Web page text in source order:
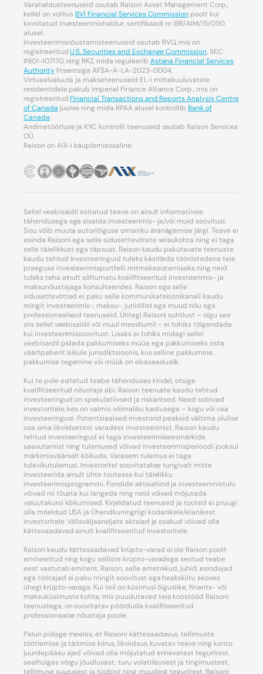
Varahaldusteenuseid osutab Raison Asset Management Corp.,
kellel on volitusBVI Financial Services Commission poolt kui
kinnitatud investeerimishaldur, sertifikaadi nr IBR/AIM/15/0110
alusel.
Investeerimisnõustamisteenuseid osutab RVG, mis on
registreeritudU.S. Securities and Exchange Commission, SEC
#801-107170, ning RKZ, mida reguleerib Astana Financial Services
Authoritylitsentsiga AFSA-A-LA-2023-0004.
Virtuaalvaluuta ja makseteenuseid EL-i mittekuuluvatele
residentidele pakub Imperial Finance Alliance Corp., mis on
registreeritudFinancial Transactions and Reports Analysis Centre
of Canada juures ning mida RPAA alusel kontrollibBank of
Canada.
Andmetöötluse ja KYC kontrolli teenuseid osutab Raison Services
OÜ.
Raison on AIX-i kauplemisosaline.
Sellel veebisaidil esitatud teave on ainult informatiivse
tähendusega ega sisalda investeerimis- ja/või muid soovitusi.
Sisu võib muuta autoriõiguse omaniku äranägemise järgi. Teave ei
esinda Raisoni ega selle sidusettevõtete seisukohta ning ei taga
selle täielikkust ega täpsust. Raison kaudu pakutavate teenuste
kaudu tehtud investeeringuid tuleks käsitleda tööriistadena teie
praeguse investeerimisportfelli mitmekesistamiseks ning neid
tuleks teha ainult sõltumatu kvalifitseeritud investeerimis- ja
maksunõustajaga konsulteerides. Raison ega selle
sidusettevõtted ei paku selle kommunikatsioonikanali kaudu
mingit investeerimis-, maksu-, juriidilist ega muud nõu ega
professionaalseid teenuseid. Ühtegi Raisoni suhtlust – olgu see
siis sellel veebisaidil või muul meediumil – ei tohiks tõlgendada
kui investeerimissoovitust. Lisaks ei tohiks midagi sellel
veebisaidil pidada pakkumiseks müüa ega pakkumiseks osta
väärtpaberit isikule jurisdiktsioonis, kus selline pakkumine,
pakkumise tegemine või müük on ebaseaduslik.
Kui te pole esitatud teabe tähenduses kindel, otsige
kvalifitseeritud nõustaja abi. Raison teenuste kaudu tehtud
investeeringud on spekulatiivsed ja riskantsed. Need sobivad
investoritele, kes on valmis võimaliku kaotusega – kogu või osa
investeeringust. Potentsiaalsed investorid peaksid vältima olulise
osa oma likviidsetest varadest investeerimist. Raison kaudu
tehtud investeeringud ei taga investeerimiseesmärkide
saavutamist ning tulemused võivad investeerimisperioodi jooksul
märkimisväärselt kõikuda. Varasem tulemus ei taga
tulevikutulemusi. Investoritel soovitatakse tungivalt mitte
investeerida ainult ühte tootesse kui täielikku
investeerimisprogrammi. Fondide aktsiahind ja investeerimistulu
võivad nii tõusta kui langeda ning neid võivad mõjutada
valuutakursi kõikumised. Kirjeldatud teenused ja tooted ei pruugi
olla mõeldud USA ja Ühendkuningriigi kodanikele/elanikest
investoritele. Välisväljaandjate aktsiad ja osakud võivad olla
kättesaadavad ainult kvalifitseeritud investoritele.
Raison kaudu kättesaadavad krüpto-varad ei ole Raison poolt
emiteeritud ning kogu selliste krüpto-varadega seotud teabe
eest vastutab emitent. Raison, selle ametnikud, juhid, esindajad
ega töötajad ei paku mingit soovitust ega heakskiitu seoses
ühegi krüpto-varaga. Kui teil on küsimusi õiguslike, finants- või
maksuküsimuste kohta, mis puudutavad teie koostööd Raisoni
teenustega, on soovitatav pöörduda kvalifitseeritud
professionaalse nõustaja poole.
Palun pidage meeles, et Raisoni kättesaadavus, tellimuste
töötlemise ja täitmise kiirus, likviidsus, kuvatav teave ning konto
juurdepääsu ajad võivad olla mõjutatud erinevatest teguritest,
sealhulgas võrgu jõudlusest, turu volatiilsusest ja tingimustest,
tellimuse suurusest ja tüübist ning muudest teguritest. Raisoni